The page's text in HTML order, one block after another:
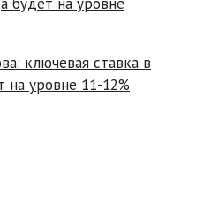
ключевая ставка в
на уровне 11-12%